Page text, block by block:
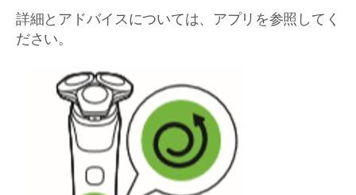
詳細とアドバイスについては、アプリを参照してく
ださい。